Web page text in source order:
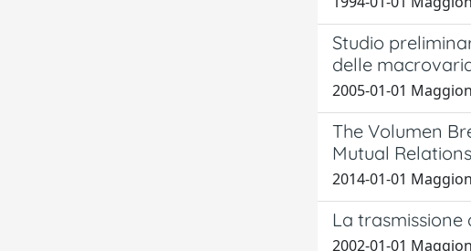
Studio
delle
2005-01-01
The Volumen
Mutual
2014-01-01
La trasmissione
2002-01-01